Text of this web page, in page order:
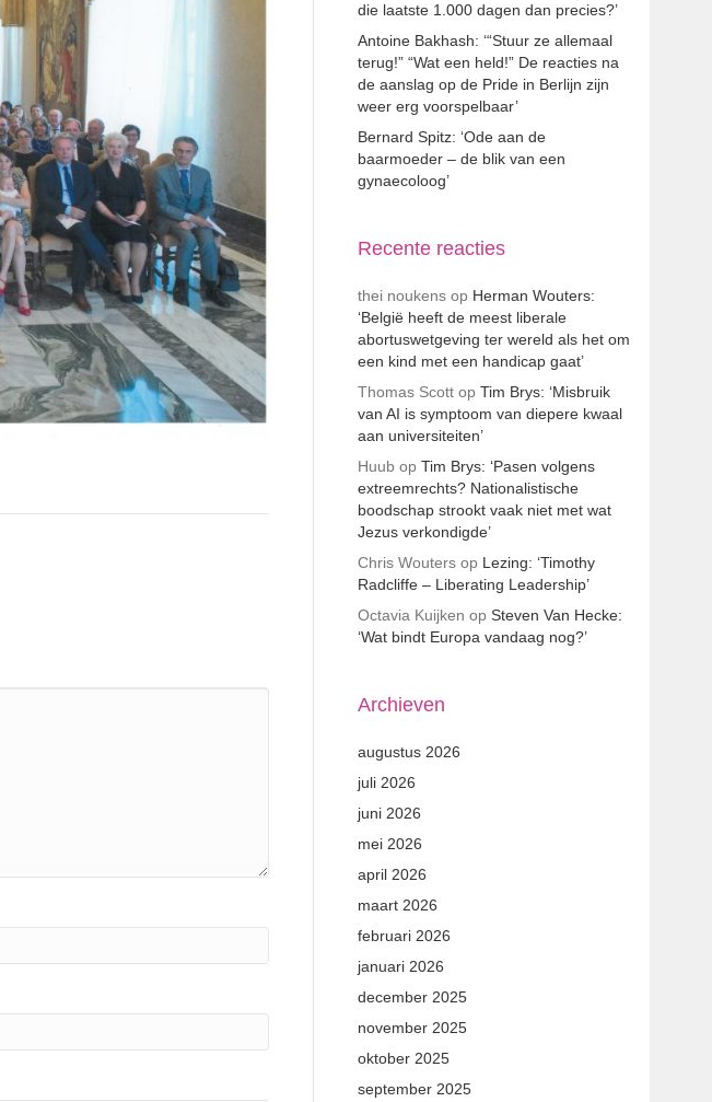
die laatste 1.000 dagen dan precies?’
Antoine Bakhash: ‘“Stuur ze allemaal
terug!” “Wat een held!” De reacties na
de aanslag op de Pride in Berlijn zijn
weer erg voorspelbaar’
Bernard Spitz: ‘Ode aan de
baarmoeder – de blik van een
gynaecoloog’
Recente reacties
thei noukensop Herman Wouters:
‘België heeft de meest liberale
abortuswetgeving ter wereld als het om
een kind met een handicap gaat’
Thomas Scottop Tim Brys: ‘Misbruik
van AI is symptoom van diepere kwaal
aan universiteiten’
Huubop Tim Brys: ‘Pasen volgens
extreemrechts? Nationalistische
boodschap strookt vaak niet met wat
Jezus verkondigde’
Chris Woutersop Lezing: ‘Timothy
Radcliffe – Liberating Leadership’
Octavia Kuijken op Steven Van Hecke:
‘Wat bindt Europa vandaag nog?’
Archieven
augustus 2026
juli 2026
juni 2026
mei 2026
april 2026
maart 2026
februari 2026
januari 2026
december 2025
november 2025
oktober 2025
september 2025